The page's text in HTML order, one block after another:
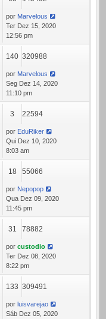
por Marvelous
Ter Dez 15, 2020
12:56 pm
140 320988
por Marvelous
Seg Dez 14, 2020
11:10 pm
3 22594
por EduRiker
Qui Dez 10, 2020
8:03 am
18 55066
por Nepopop
Qua Dez 09, 2020
11:45 pm
31 78882
por custodio
Ter Dez 08, 2020
8:22 pm
133 309491
por luisvarejao
Sáb Dez 05, 2020